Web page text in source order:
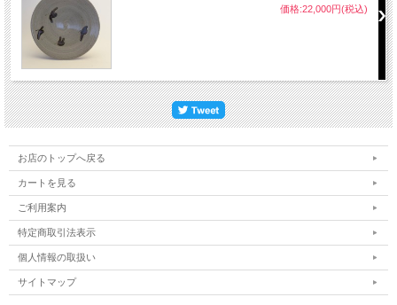
価格:22,000円(税込)
お店のトップへ戻る
カートを見る
ご利用案内
特定商取引法表示
個人情報の取扱い
サイトマップ